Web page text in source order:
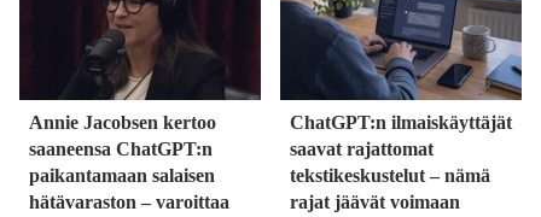
Annie Jacobsen kertoo
saaneensa ChatGPT:n
paikantamaan salaisen
hätävaraston – varoittaa
ChatGPT:n ilmaiskäyttäjät
saavat rajattomat
tekstikeskustelut – nämä
rajat jäävät voimaan